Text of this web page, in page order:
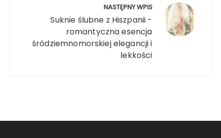
NASTĘPNY WPIS
Suknie ślubne z Hiszpanii -
romantyczna esencja
śródziemnomorskiej elegancji i
lekkości